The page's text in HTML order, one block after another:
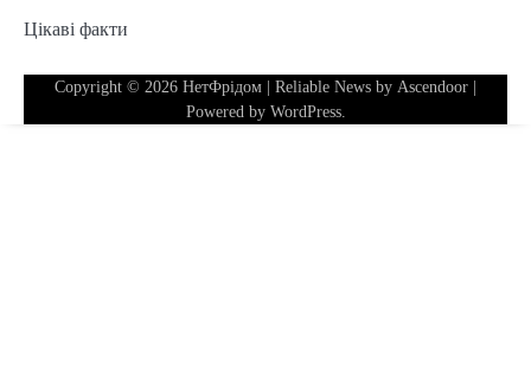
Цікаві факти
Copyright © 2026 НетФрідом | Reliable News by Ascendoor
Powered by WordPress.